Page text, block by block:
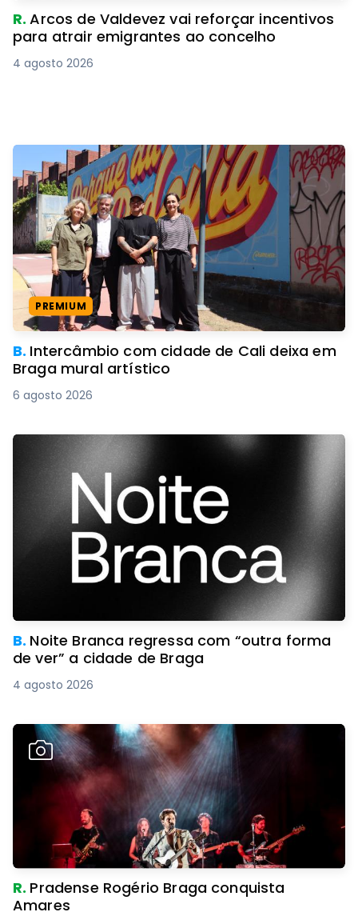
R.Arcos de Valdevez vai reforçar incentivos
para atrair emigrantes ao concelho
4 agosto 2026
PREMIUM
B. Intercâmbio com cidade de Cali deixa em
Braga mural artístico
6 agosto 2026
B. Noite Branca regressa com “outra forma
de ver” a cidade de Braga
4 agosto 2026
R. Pradense Rogério Braga conquista
Amares